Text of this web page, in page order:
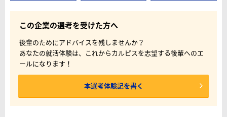
この企業の選考を受けた方へ
後輩のためにアドバイスを残しませんか？
あなたの就活体験は、これからカルピスを志望する後輩へのエ
ールになります！
本選考体験記を書く